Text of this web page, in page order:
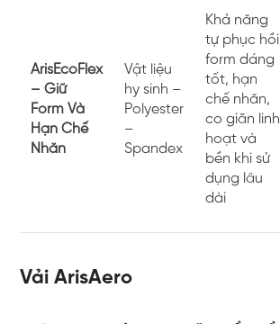
ArisEcoFlex
– Giữ
Form Và
Hạn Chế
Nhăn
Vật liệu
hy sinh –
Polyester
–
Spandex
Khả năng
tự phục hồi
form dáng
tốt, hạn
chế nhăn,
co giãn linh
hoạt và
bền khi sử
dụng lâu
dài
Vải ArisAero